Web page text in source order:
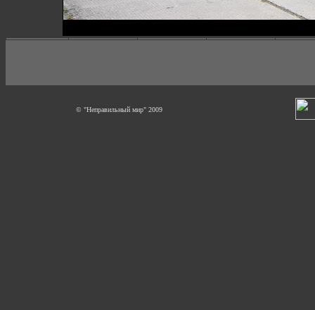
© "Неправильный мир" 2009